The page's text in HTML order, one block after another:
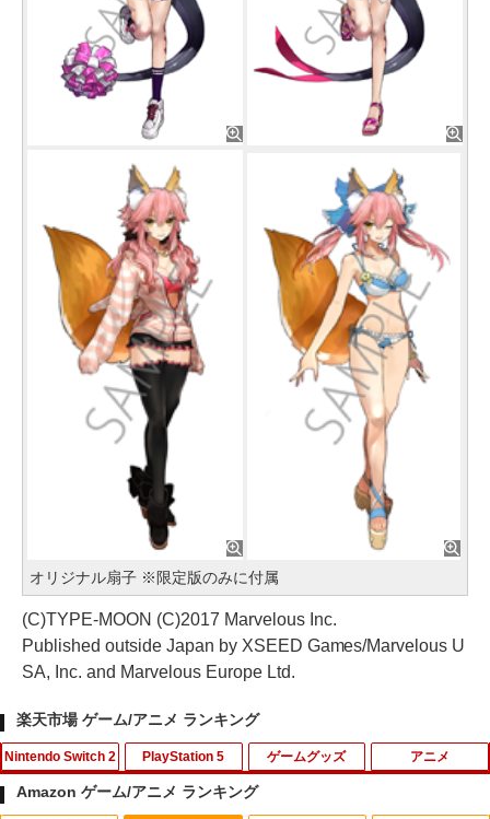
オリジナル扇子 ※限定版のみに付属
(C)TYPE-MOON (C)2017 Marvelous Inc.
Published outside Japan by XSEED Games/Marvelous U
SA, Inc. and Marvelous Europe Ltd.
楽天市場 ゲーム/アニメ ランキング
Nintendo Switch 2 PlayStation 5 ゲームグッズ アニメ
Amazon ゲーム/アニメ ランキング